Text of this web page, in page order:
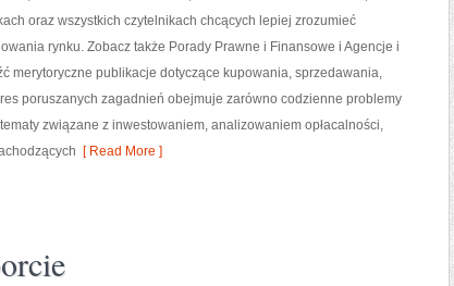
oraz wszystkich czytelnikach chcących lepiej zrozumieć
rynku. Zobacz także Porady Prawne i Finansowe i Agencje i
merytoryczne publikacje dotyczące kupowania, sprzedawania,
poruszanych zagadnień obejmuje zarówno codzienne problemy
związane z inwestowaniem, analizowaniem opłacalności,
[ Read More ]